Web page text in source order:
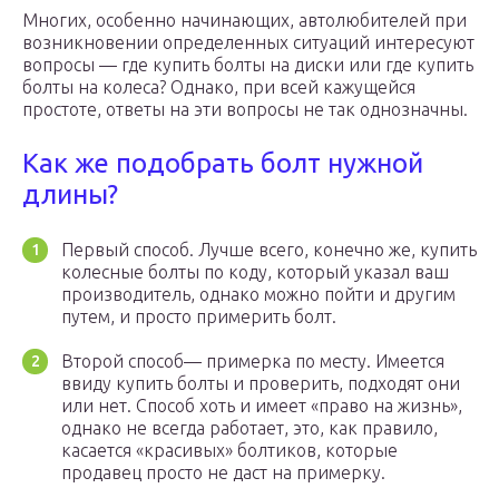
Многих, особенно начинающих, автолюбителей при
возникновении определенных ситуаций интересуют
вопросы — где купить болты на диски или где купить
болты на колеса? Однако, при всей кажущейся
простоте, ответы на эти вопросы не так однозначны.
Как же подобрать болт нужной
длины?
Первый способ. Лучше всего, конечно же, купить
колесные болты по коду, который указал ваш
производитель, однако можно пойти и другим
путем, и просто примерить болт.
Второй способ— примерка по месту. Имеется
ввиду купить болты и проверить, подходят они
или нет. Способ хоть и имеет «право на жизнь»,
однако не всегда работает, это, как правило,
касается «красивых» болтиков, которые
продавец просто не даст на примерку.